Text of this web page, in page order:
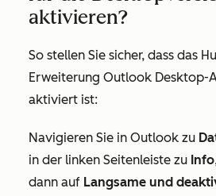
aktivieren?
So stellen Sie sicher, dass das
Erweiterung Outlook Desktop-
aktiviert ist:
Navigieren Sie in Outlook zu
in der linken Seitenleiste zu Info
dann auf Langsame und